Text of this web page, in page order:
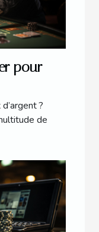
pour
?
de